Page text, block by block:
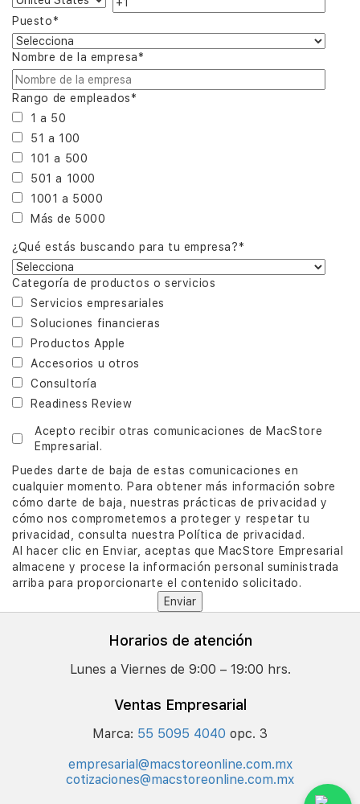
Puesto*
Nombre de la empresa*
Rango de empleados*
1 a 50
51 a 100
101 a 500
501 a 1000
1001 a 5000
Más de 5000
¿Qué estás buscando para tu empresa?*
Categoría de productos o servicios
Servicios empresariales
Soluciones financieras
Productos Apple
Accesorios u otros
Consultoría
Readiness Review
Acepto recibir otras comunicaciones de MacStore
Empresarial.
Puedes darte de baja de estas comunicaciones en
cualquier momento. Para obtener más información sobre
cómo darte de baja, nuestras prácticas de privacidad y
cómo nos comprometemos a proteger y respetar tu
privacidad, consulta nuestra Política de privacidad.
Al hacer clic en Enviar, aceptas que MacStore Empresarial
almacene y procese la información personal suministrada
arriba para proporcionarte el contenido solicitado.
Horarios de atención
Lunes a Viernes de 9:00 – 19:00 hrs.
Ventas Empresarial
Marca: 55 5095 4040 opc. 3
empresarial@macstoreonline.com.mx
cotizaciones@macstoreonline.com.mx